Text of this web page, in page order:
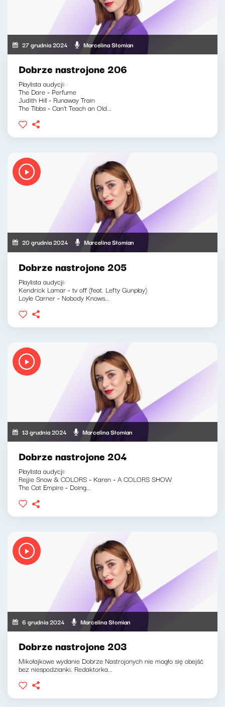
27 grudnia 2024 Marcelina Słomian
Dobrze nastrojone 206
Playlista audycji:
The Dare - Perfume
Judith Hill - Runaway Train
The Tibbs - Can't Teach an Old...
20 grudnia 2024 Marcelina Słomian
Dobrze nastrojone 205
Playlista audycji:
Kendrick Lamar - tv off (feat. Lefty Gunplay)
Loyle Carner - Nobody Knows...
13 grudnia 2024 Marcelina Słomian
Dobrze nastrojone 204
Playlista audycji:
Rejjie Snow & COLORS - Karen - A COLORS SHOW
The Cat Empire - Doing...
6 grudnia 2024 Marcelina Słomian
Dobrze nastrojone 203
Mikołajkowe wydanie Dobrze Nastrojonych nie mogło się obejść
bez niespodzianki. Redaktorka...